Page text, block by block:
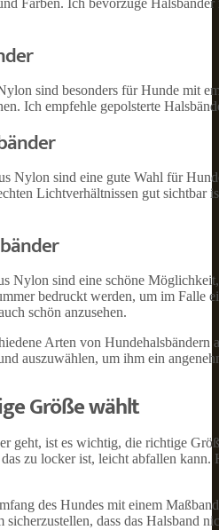
Farben. Ich bevorzuge
sind besonders für Hunde mit
Ich empfehle gepolsterte
Nylon sind eine gute Wahl für
Lichtverhältnissen gut
Nylon sind eine schöne
bedruckt werden, um im Falle
schön anzusehen.
Arten von
auszuwählen, um ihm ein
Größe wählt
geht, ist es wichtig, die richtige
zu locker ist, leicht abfallen
des Hundes mit einem
dass das Halsband